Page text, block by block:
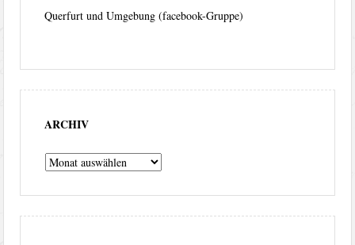
Querfurt und Umgebung (facebook-Gruppe)
ARCHIV
Archiv